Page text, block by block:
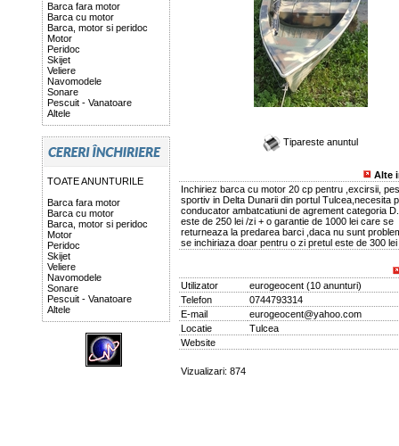
Barca fara motor
Barca cu motor
Barca, motor si peridoc
Motor
Peridoc
Skijet
Veliere
Navomodele
Sonare
Pescuit - Vanatoare
Altele
TOATE ANUNTURILE
Barca fara motor
Barca cu motor
Barca, motor si peridoc
Motor
Peridoc
Skijet
Veliere
Navomodele
Sonare
Pescuit - Vanatoare
Altele
Tipareste anuntul
Alte
Inchiriez barca cu motor 20 cp pentru ,excirsii,
sportiv in Delta Dunarii din portul Tulcea,necesita
conducator ambatcatiuni de agrement categoria
este de 250 lei /zi + o garantie de 1000 lei care se
returneaza la predarea barci ,daca nu sunt
se inchiriaza doar pentru o zi pretul este de 300 lei
Utilizator eurogeocent(10 anunturi)
Telefon
0744793314
E-mail
eurogeocent@yahoo.com
Locatie
Tulcea
Website
Vizualizari: 874